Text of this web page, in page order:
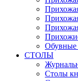
СТОЛЫ
Столы